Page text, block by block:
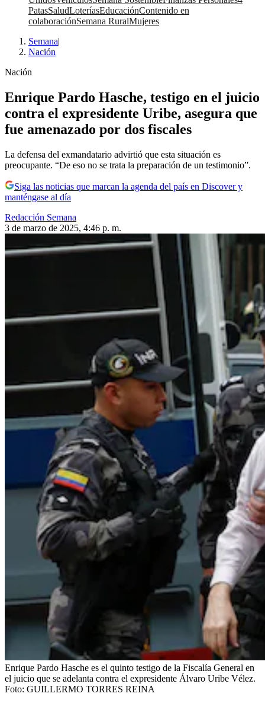
PatasSaludLoteríasEducaciónContenido en
colaboraciónSemana RuralMujeres
Semana|
Nación
Nación
Enrique Pardo Hasche, testigo en el juicio
contra el expresidente Uribe, asegura que
fue amenazado por dos fiscales
La defensa del exmandatario advirtió que esta situación es
preocupante. “De eso no se trata la preparación de un testimonio”.
Siga las noticias que marcan la agenda del país en Discover y
manténgase al día
Redacción Semana
3 de marzo de 2025, 4:46 p. m.
Enrique Pardo Hasche es el quinto testigo de la Fiscalía General en
el juicio que se adelanta contra el expresidente Álvaro Uribe Vélez.
Foto: GUILLERMO TORRES REINA